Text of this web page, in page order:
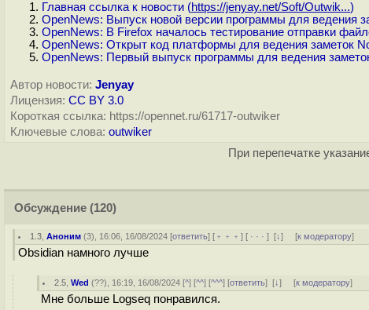
Главная ссылка к новости (https://jenyay.net/Soft/Outwik...)
OpenNews: Выпуск новой версии программы для ведения
OpenNews: В Firefox началось тестирование отправки
OpenNews: Открыт код платформы для ведения заметок
OpenNews: Первый выпуск программы для ведения
Автор новости: Jenyay
Лицензия: CC BY 3.0
Короткая ссылка: https://opennet.ru/61717-outwiker
Ключевые слова: outwiker
При перепечатке
Обсуждение (120)
1.3 ,Аноним (3), 16:06, 16/08/2024 [ответить] [ ﹢﹢﹢] [ · · ·][↓] [к модератору]
Obsidian намного лучше
2.5 ,Wed (??), 16:19, 16/08/2024 [^] [^^] [^^^] [ответить][↓] [к модератору]
Мне больше Logseq понравился.